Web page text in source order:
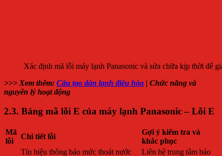
Xác định mã lỗi máy lạnh Panasonic và sửa chữa kịp thời để
>>> Xem thêm: Cấu tạo dàn lạnh điều hòa | Chức năng và
nguyên lý hoạt động
2.3. Bảng mã lỗi E của máy lạnh Panasonic – Lỗi E
Mã
lỗi
Chi tiết lỗi
Gợi ý kiểm tra và
khắc phục
Tín hiệu thông báo mức thoát nước
Liên hệ trung tâm bảo